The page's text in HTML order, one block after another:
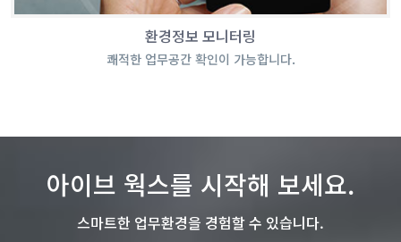
환경정보 모니터링
쾌적한 업무공간 확인이 가능합니다.
아이브 웍스를 시작해 보세요.
스마트한 업무환경을 경험할 수 있습니다.